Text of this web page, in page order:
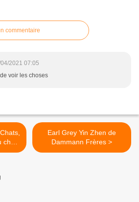
commentaire
2021 07:05
voir les choses
Earl Grey Yin Zhen de
Dammann Frères >